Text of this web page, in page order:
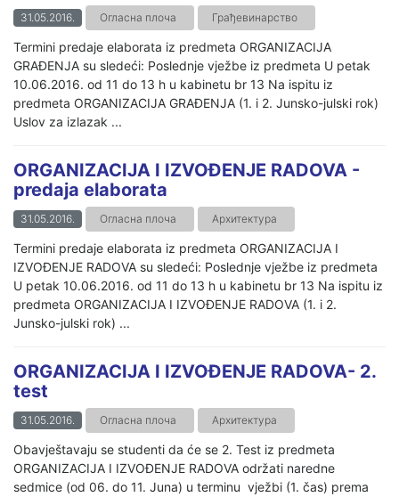
31.05.2016. Огласна плоча Грађевинарство
Termini predaje elaborata iz predmeta ORGANIZACIJA
GRAĐENJA su sledeći: Poslednje vježbe iz predmeta U petak
10.06.2016. od 11 do 13 h u kabinetu br 13 Na ispitu iz
predmeta ORGANIZACIJA GRAĐENJA (1. i 2. Junsko-julski rok)
Uslov za izlazak ...
ORGANIZACIJA I IZVOĐENJE RADOVA -
predaja elaborata
31.05.2016. Огласна плоча Архитектура
Termini predaje elaborata iz predmeta ORGANIZACIJA I
IZVOĐENJE RADOVA su sledeći: Poslednje vježbe iz predmeta
U petak 10.06.2016. od 11 do 13 h u kabinetu br 13 Na ispitu iz
predmeta ORGANIZACIJA I IZVOĐENJE RADOVA (1. i 2.
Junsko-julski rok) ...
ORGANIZACIJA I IZVOĐENJE RADOVA- 2.
test
31.05.2016. Огласна плоча Архитектура
Obavještavaju se studenti da će se 2. Test iz predmeta
ORGANIZACIJA I IZVOĐENJE RADOVA održati naredne
sedmice (od 06. do 11. Juna) u terminu vježbi (1. čas) prema